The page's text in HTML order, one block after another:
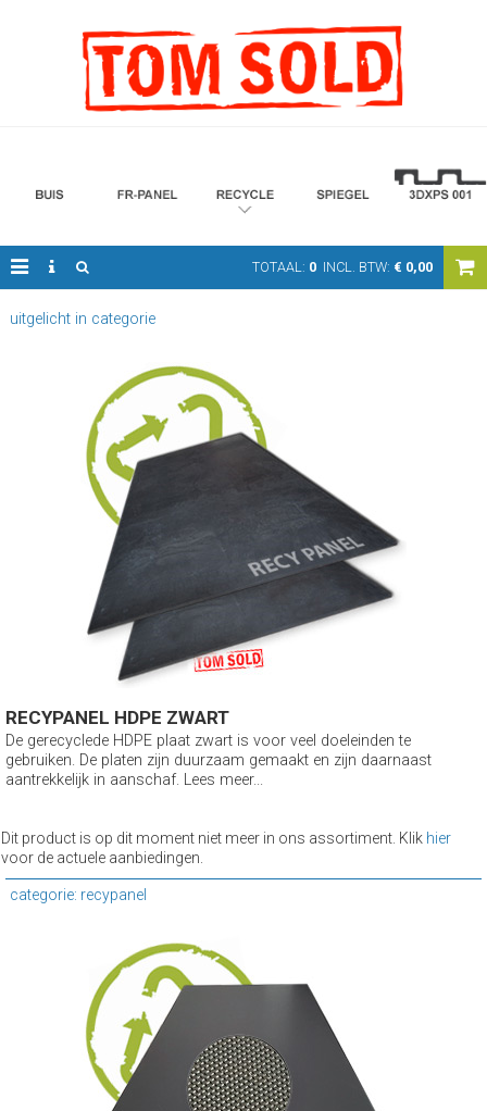
TOTAAL: 0 INCL. BTW: € 0,00
uitgelicht in categorie
RECYPANEL HDPE ZWART
De gerecyclede HDPE plaat zwart is voor veel doeleinden te
gebruiken. De platen zijn duurzaam gemaakt en zijn daarnaast
aantrekkelijk in aanschaf. Lees meer...
Dit product is op dit moment niet meer in ons assortiment. Klik hier
voor de actuele aanbiedingen.
categorie: recypanel